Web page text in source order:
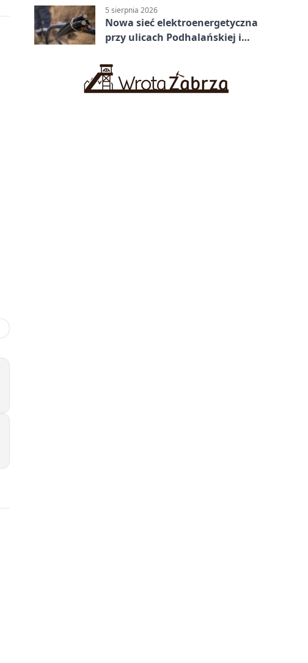
5 sierpnia 2026
Nowa sieć elektroenergetyczna
przy ulicach Podhalańskiej i